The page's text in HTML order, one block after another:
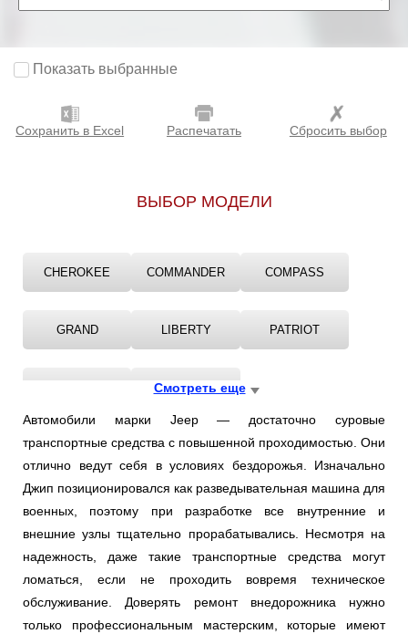
Показать выбранные
Сохранить в Excel Распечатать Сбросить выбор
ВЫБОР МОДЕЛИ
CHEROKEE COMMANDER COMPASS
GRAND LIBERTY PATRIOT
WRANGLER
Смотреть еще
Автомобили марки Jeep — достаточно суровые
транспортные средства с повышенной проходимостью. Они
отлично ведут себя в условиях бездорожья. Изначально
Джип позиционировался как разведывательная машина для
военных, поэтому при разработке все внутренние и
внешние узлы тщательно прорабатывались. Несмотря на
надежность, даже такие транспортные средства могут
ломаться, если не проходить вовремя техническое
обслуживание. Доверять ремонт внедорожника нужно
только профессиональным мастерским, которые имеют